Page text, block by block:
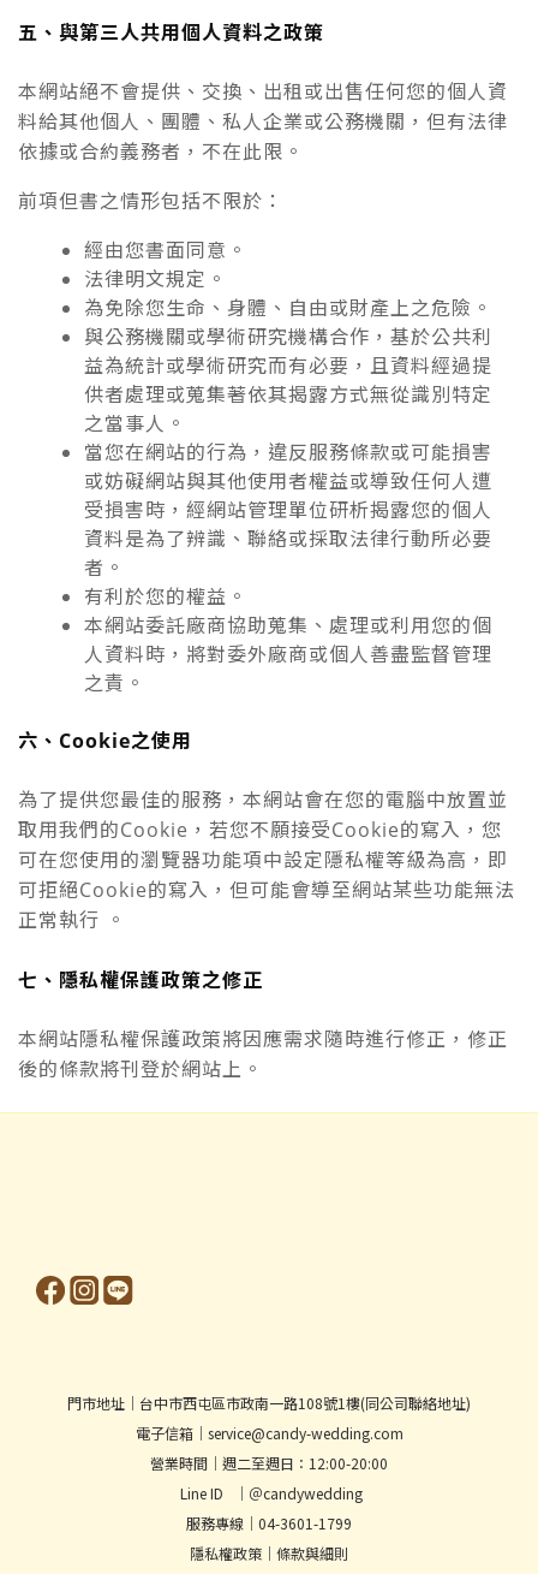
五、與第三人共用個人資料之政策
本網站絕不會提供、交換、出租或出售任何您的個人資
料給其他個人、團體、私人企業或公務機關，但有法律
依據或合約義務者，不在此限。
前項但書之情形包括不限於：
經由您書面同意。
法律明文規定。
為免除您生命、身體、自由或財產上之危險。
與公務機關或學術研究機構合作，基於公共利
益為統計或學術研究而有必要，且資料經過提
供者處理或蒐集著依其揭露方式無從識別特定
之當事人。
當您在網站的行為，違反服務條款或可能損害
或妨礙網站與其他使用者權益或導致任何人遭
受損害時，經網站管理單位研析揭露您的個人
資料是為了辨識、聯絡或採取法律行動所必要
者。
有利於您的權益。
本網站委託廠商協助蒐集、處理或利用您的個
人資料時，將對委外廠商或個人善盡監督管理
之責。
六、Cookie之使用
為了提供您最佳的服務，本網站會在您的電腦中放置並
取用我們的Cookie，若您不願接受Cookie的寫入，您
可在您使用的瀏覽器功能項中設定隱私權等級為高，即
可拒絕Cookie的寫入，但可能會導至網站某些功能無法
正常執行 。
七、隱私權保護政策之修正
本網站隱私權保護政策將因應需求隨時進行修正，修正
後的條款將刊登於網站上。
門市地址│台中市西屯區市政南一路108號1樓(同公司聯絡地址)
電子信箱│service@candy-wedding.com
營業時間│週二至週日：12:00-20:00
Line ID │＠candywedding
服務專線│04-3601-1799
隱私權政策 │ 條款與細則